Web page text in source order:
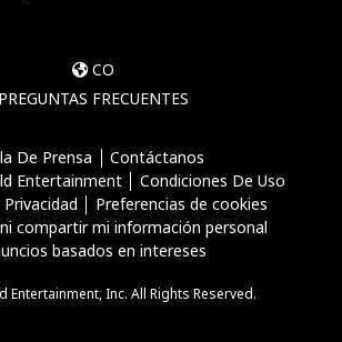
CO
PREGUNTAS FRECUENTES
De Prensa
Contáctanos
Entertainment
Condiciones De Uso
Preferencias de cookies
compartir mi información personal
basados en intereses
Entertainment, Inc. All Rights Reserved.